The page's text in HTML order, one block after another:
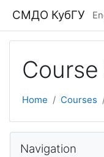
СМДО КубГУ
Home Courses
Navigation